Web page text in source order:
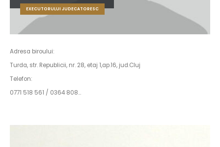
EXECUTORULUI JUDECATORESC
Adresa biroului:
Turda, str. Republicii, nr. 28, etaj 1,ap.16, jud.Cluj
Telefon:
0771 518 561 / 0364 808…